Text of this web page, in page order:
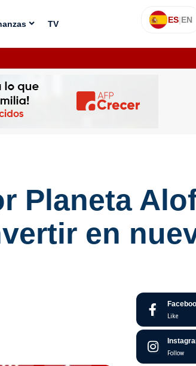
TV ES|EN
Planeta
en
Like
Follow